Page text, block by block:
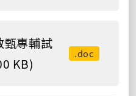
甄專輔試
KB)
.doc